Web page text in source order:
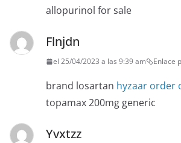
allopurinol for sale
Flnjdn
el 25/04/2023 a las 9:39 am Enlace
brand losartan hyzaar order
topamax 200mg generic
Yvxtzz